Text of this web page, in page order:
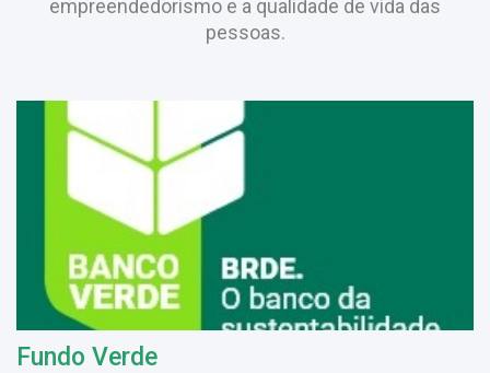
empreendedorismo e a qualidade de vida das
pessoas.
Fundo Verde